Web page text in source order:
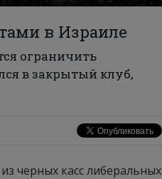
в Израиле
ограничить
в закрытый клуб,
черных касс либеральных